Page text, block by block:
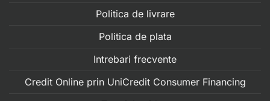
Politica de livrare
Politica de plata
Intrebari frecvente
Credit Online prin UniCredit Consumer Financing